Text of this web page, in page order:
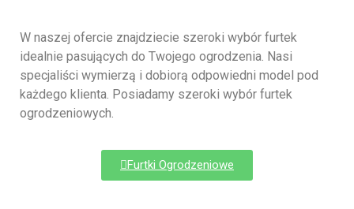
W naszej ofercie znajdziecie szeroki wybór furtek
idealnie pasujących do Twojego ogrodzenia. Nasi
specjaliści wymierzą i dobiorą odpowiedni model pod
każdego klienta. Posiadamy szeroki wybór furtek
ogrodzeniowych.
Furtki Ogrodzeniowe